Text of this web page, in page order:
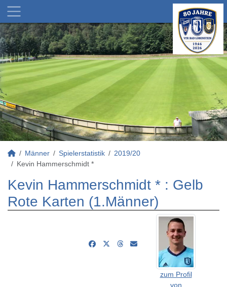
Männer Spielerstatistik
2019/20
Kevin Hammerschmidt *
Kevin Hammerschmidt * : Gelb
Rote Karten (1.Männer)
zum Profil
von